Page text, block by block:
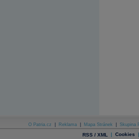
O Patria.cz Reklama Mapa Stránek Skupina
RSS / XML | Cookies |